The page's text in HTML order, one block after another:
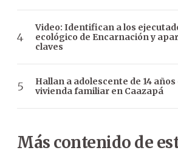
Video: Identifican a los
ecológico de Encarnación y
claves
Hallan a adolescente de 14
vivienda familiar en Caazapá
Más contenido de